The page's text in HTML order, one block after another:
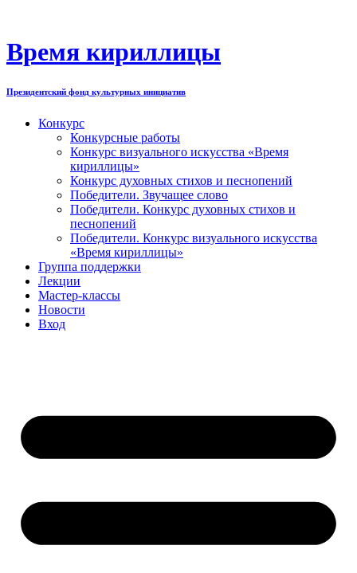
содержимому
Время кириллицы
Президентский фонд культурных инициатив
Конкурс
Конкурсные работы
Конкурс визуального искусства «Время
кириллицы»
Конкурс духовных стихов и песнопений
Победители. Звучащее слово
Победители. Конкурс духовных стихов и
песнопений
Победители. Конкурс визуального искусства
«Время кириллицы»
Группа поддержки
Лекции
Мастер-классы
Новости
Вход